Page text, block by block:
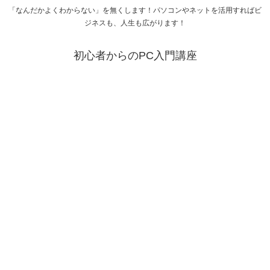
「なんだかよくわからない」を無くします！パソコンやネットを活用すればビ
ジネスも、人生も広がります！
初心者からのPC入門講座